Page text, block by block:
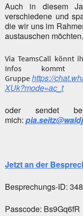
Auch in diesem
verschiedene und
die wir uns im
austauschen möchten.
Via TeamsCall könnt
Infos kommt
Gruppe https://
XUk?mode=ac_t
oder sendet
mich:
Jetzt an der
Besprechungs-ID:
Passcode: Bs9Gq6fR